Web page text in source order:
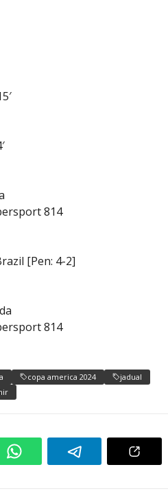
814
[Pen: 4-2]
814
copa america 2024
jadual